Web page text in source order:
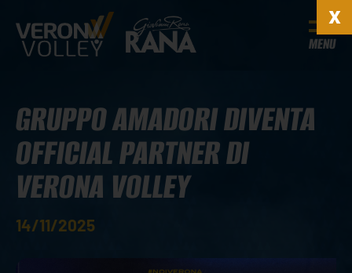
MENU
GRUPPO AMADORI DIVENTA
OFFICIAL PARTNER DI
VERONA VOLLEY
14/11/2025